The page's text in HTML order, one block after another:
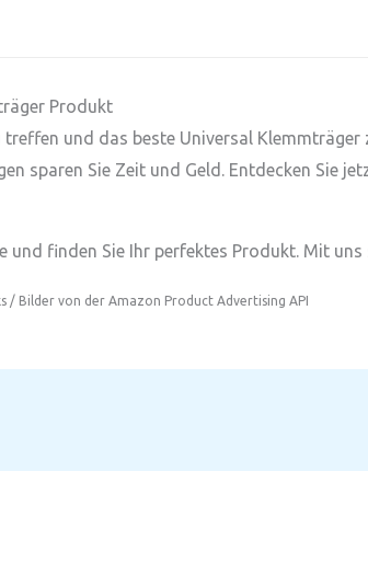
Produkt
und das beste Universal
sparen Sie Zeit und Geld. Entdecken Sie
und finden Sie Ihr perfektes Produkt. Mit
/ Bilder von der Amazon Product Advertising API